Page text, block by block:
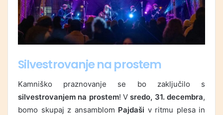
Silvestrovanje na prostem
Kamniško praznovanje se bo zaključilo s
silvestrovanjem na prostem! Vsredo, 31. decembra,
bomo skupaj z ansamblom Pajdaši v ritmu plesa in